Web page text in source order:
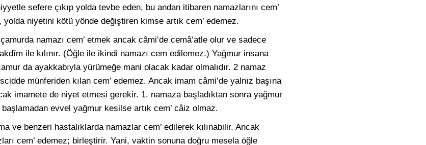
sefere çıkıp yolda tevbe eden, bu andan itibaren namazlarını cem’
niyetini kötü yönde değiştiren kimse artık cem’ edemez.
namazı cem’ etmek ancak câmi’de cemâ’atle olur ve sadece
ile kılınır. (Öğle ile ikindi namazı cem edilemez.) Yağmur insana
da ayakkabıyla yürümeğe mani olacak kadar olmalıdır. 2 namaz
münferiden kılan cem’ edemez. Ancak imam câmi’de yalnız başına
imamete de niyet etmesi gerekir. 1. namaza başladıktan sonra yağmur
evvel yağmur kesilse artık cem’ câiz olmaz.
ve benzeri hastalıklarda namazlar cem’ edilerek kılınabilir. Ancak
cem’ edemez; birleştirir. Yani, vaktin sonuna doğru mesela öğle